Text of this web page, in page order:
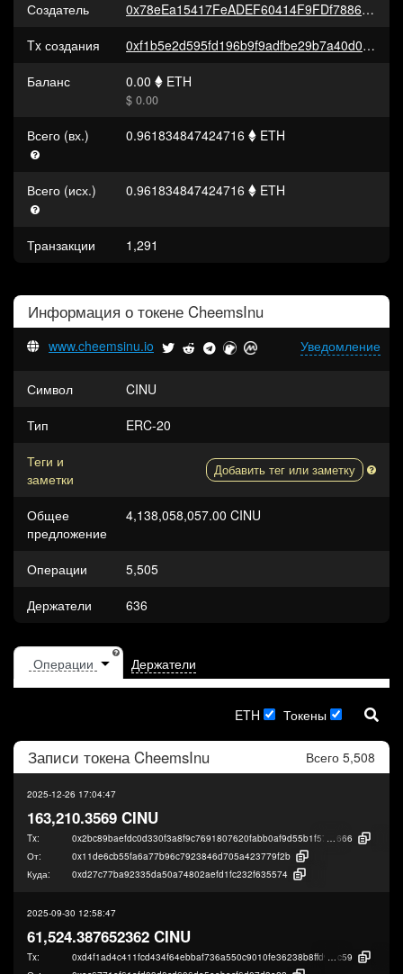
Создатель
0x78eEa15417FeADEF60414F9FDf7886E72e29FA68
Tx создания
0xf1b5e2d595fd196b9f9adfbe29b7a40d09e6c522e97d2f6b025b8fb27b335fe1
Баланс
0.00 ETH
$ 0.00
Всего (вх.) 0.961834847424716 ETH
Всего (исх.) 0.961834847424716 ETH
Транзакции 1,291
Информация о токене CheemsInu
Уведомление
www.cheemsinu.io
Символ
CINU
Тип
ERC-20
Теги и
заметки
Добавить тег или заметку
Общее
предложение
4,138,058,057.00 CINU
Операции
5,505
Держатели
636
Держатели
ETH Токены
Записи токена CheemsInu Всего 5,508
2025-12-26 17:04:47
163,210.3569 CINU
Tx: 0x2bc89baefdc0d330f3a8f9c7691807620fabb0af9d55b1f57a89d520cdf6d
666
От:
0x11de6cb55fa6a77b96c7923846d705a423779f2b
Куда:
0xd27c77ba92335da50a74802aefd1fc232f635574
2025-09-30 12:58:47
61,524.387652362 CINU
Tx: 0xd4f1ad4c411fcd434f64ebbaf736a550c9010fe36238b8ffd9425b9e8d2f6
c59